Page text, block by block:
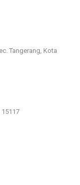
Tangerang, Kota